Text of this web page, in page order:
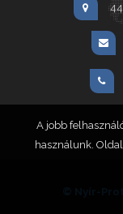
© Nyír-
A jobb
használunk.